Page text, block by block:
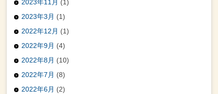
2023年11月 (1)
2023年3月 (1)
2022年12月 (1)
2022年9月 (4)
2022年8月 (10)
2022年7月 (8)
2022年6月 (2)